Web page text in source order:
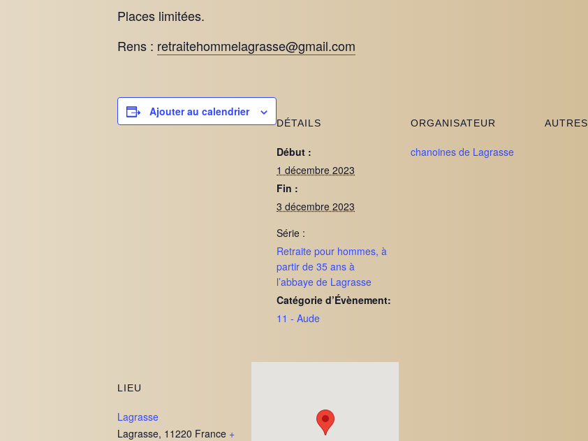
Places limitées.
Rens : retraitehommelagrasse@gmail.com
Ajouter au calendrier
DÉTAILS
Début :
1 décembre 2023
Fin :
3 décembre 2023
Série :
Retraite pour hommes, à
partir de 35 ans à
l’abbaye de Lagrasse
Catégorie d’Évènement:
11 - Aude
ORGANISATEUR
chanoines de Lagrasse
AUTRES
LIEU
Lagrasse
Lagrasse, 11220 France +